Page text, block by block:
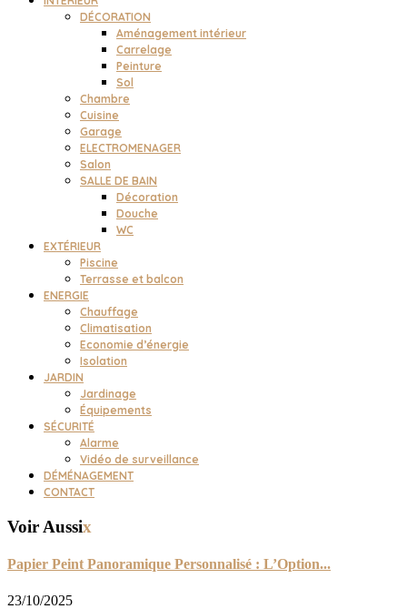
DÉCORATION
Aménagement intérieur
Carrelage
Peinture
Sol
Chambre
Cuisine
Garage
ELECTROMENAGER
Salon
SALLE DE BAIN
Décoration
Douche
WC
EXTÉRIEUR
Piscine
Terrasse et balcon
ENERGIE
Chauffage
Climatisation
Economie d’énergie
Isolation
JARDIN
Jardinage
Équipements
SÉCURITÉ
Alarme
Vidéo de surveillance
DÉMÉNAGEMENT
CONTACT
Voir Aussix
Papier Peint Panoramique Personnalisé : L’Option...
23/10/2025